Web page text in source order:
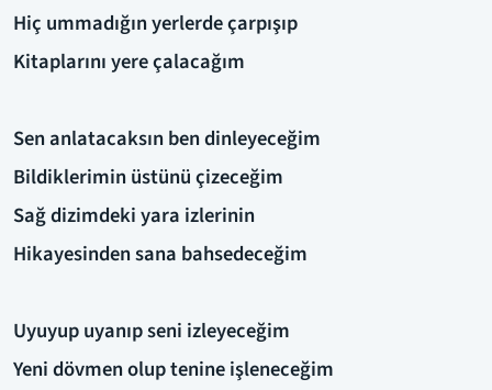
Hiç ummadığın yerlerde çarpışıp
Kitaplarını yere çalacağım
Sen anlatacaksın ben dinleyeceğim
Bildiklerimin üstünü çizeceğim
Sağ dizimdeki yara izlerinin
Hikayesinden sana bahsedeceğim
Uyuyup uyanıp seni izleyeceğim
Yeni dövmen olup tenine işleneceğim